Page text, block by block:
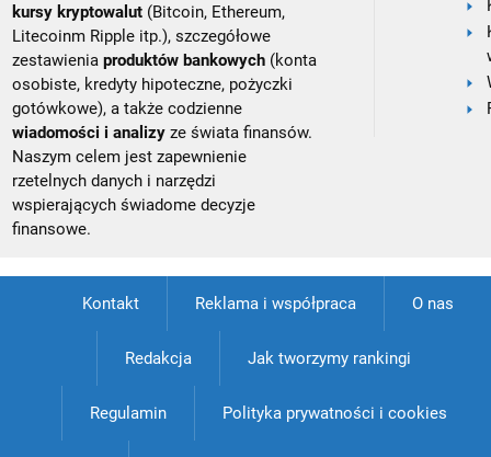
kursy kryptowalut (Bitcoin, Ethereum,
Litecoinm Ripple itp.), szczegółowe
zestawieniaproduktów bankowych (konta
osobiste, kredyty hipoteczne, pożyczki
gotówkowe), a także codzienne
wiadomości i analizy ze świata finansów.
Naszym celem jest zapewnienie
rzetelnych danych i narzędzi
wspierających świadome decyzje
finansowe.
Kontakt Reklama i współpraca O nas
Redakcja Jak tworzymy rankingi
Regulamin Polityka prywatności i cookies